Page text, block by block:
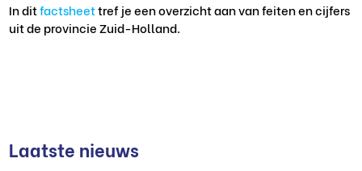
In ditfactsheettref je een overzicht aan van feiten en cijfers
uit de provincie Zuid-Holland.
Laatste nieuws